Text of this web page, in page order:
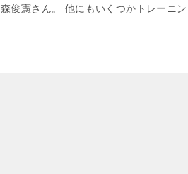
森俊憲さん。 他にもいくつかトレーニ